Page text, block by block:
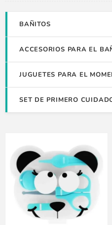
BAÑITOS
ACCESORIOS PARA EL
JUGUETES PARA EL
SET DE PRIMERO